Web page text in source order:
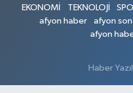
EKONOMİ
TEKNOLOJİ
afyon haber
afyon
afyon
Haber